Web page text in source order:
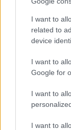
I want to
related to
device
I want to
Google for
I want to
I want to